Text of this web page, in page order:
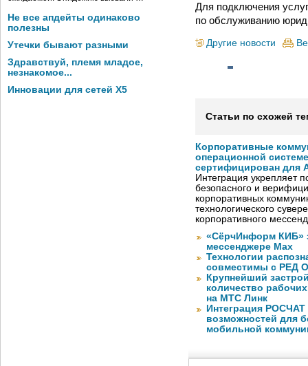
Не все апдейты одинаково
полезны
Утечки бывают разными
Здравствуй, племя младое,
незнакомое...
Инновации для сетей X5
Для подключения
по обслуживанию
Другие новости
Статьи по схожей
Корпоративные
операционной
сертифицирован для
Интеграция укрепляет
безопасного и
корпоративных
технологического
корпоративного
«СёрчИнформ КИБ»
мессенджере Max
Технологии
совместимы с РЕД
Крупнейший
количество
на МТС Линк
Интеграция
возможностей для
мобильной